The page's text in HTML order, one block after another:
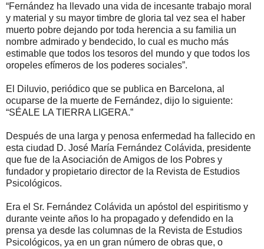
“Fernández ha llevado una vida de incesante trabajo moral
y material y su mayor timbre de gloria tal vez sea el haber
muerto pobre dejando por toda herencia a su familia un
nombre admirado y bendecido, lo cual es mucho más
estimable que todos los tesoros del mundo y que todos los
oropeles efímeros de los poderes sociales”.
El Diluvio, periódico que se publica en Barcelona, al
ocuparse de la muerte de Fernández, dijo lo siguiente:
“SÉALE LA TIERRA LIGERA.”
Después de una larga y penosa enfermedad ha fallecido en
esta ciudad D. José María Fernández Colávida, presidente
que fue de la Asociación de Amigos de los Pobres y
fundador y propietario director de la Revista de Estudios
Psicológicos.
Era el Sr. Fernández Colávida un apóstol del espiritismo y
durante veinte años lo ha propagado y defendido en la
prensa ya desde las columnas de la Revista de Estudios
Psicológicos, ya en un gran número de obras que, o